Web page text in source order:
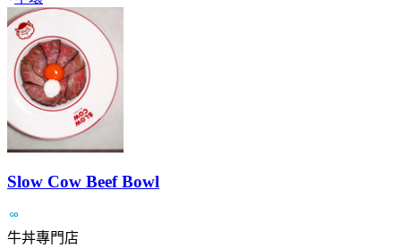
Slow Cow Beef Bowl
牛丼專門店